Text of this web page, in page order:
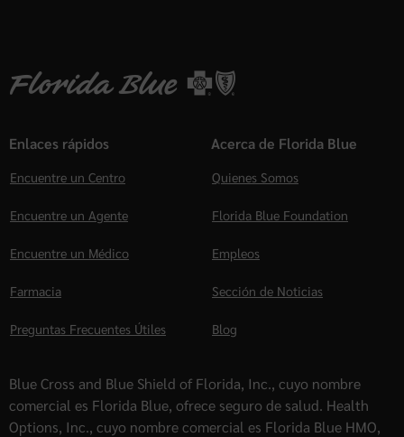
Enlaces rápidos
Encuentre un Centro
Encuentre un Agente
Encuentre un Médico
Farmacia
Preguntas Frecuentes Útiles
Acerca de Florida Blue
Quienes Somos
Florida Blue Foundation
Empleos
Sección de Noticias
Blog
Blue Cross and Blue Shield of Florida, Inc., cuyo nombre
comercial es Florida Blue, ofrece seguro de salud. Health
Options, Inc., cuyo nombre comercial es Florida Blue HMO,